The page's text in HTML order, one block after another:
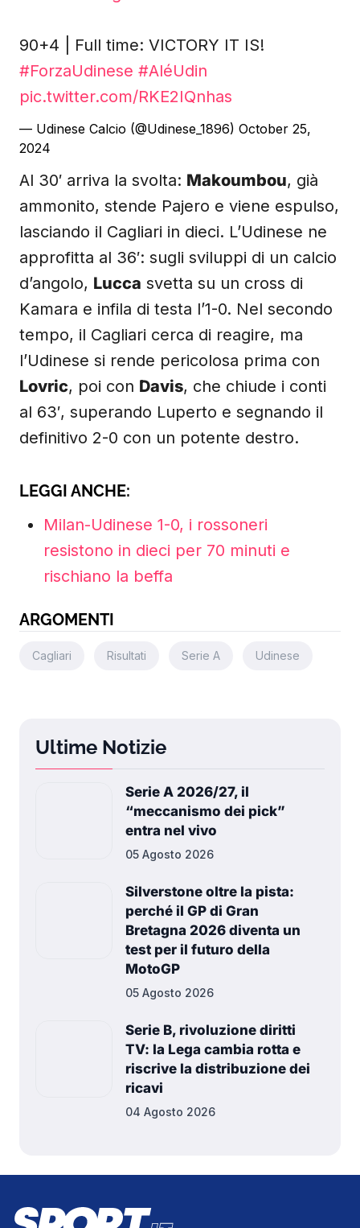
90+4 | Full time: VICTORY IT IS!
#ForzaUdinese #AléUdin
pic.twitter.com/RKE2IQnhas
— Udinese Calcio (@Udinese_1896) October 25,
2024
Al 30′ arriva la svolta: Makoumbou, già
ammonito, stende Pajero e viene espulso,
lasciando il Cagliari in dieci. L’Udinese ne
approfitta al 36′: sugli sviluppi di un calcio
d’angolo, Lucca svetta su un cross di
Kamara e infila di testa l’1-0. Nel secondo
tempo, il Cagliari cerca di reagire, ma
l’Udinese si rende pericolosa prima con
Lovric, poi con Davis, che chiude i conti
al 63′, superando Luperto e segnando il
definitivo 2-0 con un potente destro.
LEGGI ANCHE:
Milan-Udinese 1-0, i rossoneri
resistono in dieci per 70 minuti e
rischiano la beffa
ARGOMENTI
Cagliari Risultati Serie A Udinese
Ultime Notizie
Serie A 2026/27, il
“meccanismo dei pick”
entra nel vivo
05 Agosto 2026
Silverstone oltre la pista:
perché il GP di Gran
Bretagna 2026 diventa un
test per il futuro della
MotoGP
05 Agosto 2026
Serie B, rivoluzione diritti
TV: la Lega cambia rotta e
riscrive la distribuzione dei
ricavi
04 Agosto 2026